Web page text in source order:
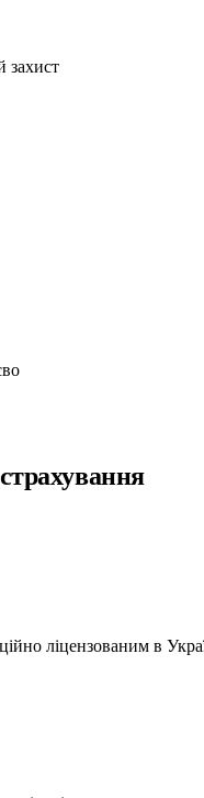
захист
ліцензованим в